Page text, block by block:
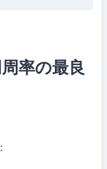
率の最良